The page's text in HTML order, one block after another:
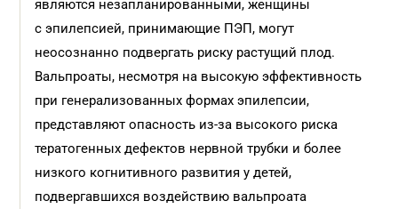
являются незапланированными, женщины
с эпилепсией, принимающие ПЭП, могут
неосознанно подвергать риску растущий плод.
Вальпроаты, несмотря на высокую эффективность
при генерализованных формах эпилепсии,
представляют опасность из-за высокого риска
тератогенных дефектов нервной трубки и более
низкого когнитивного развития у детей,
подвергавшихся воздействию вальпроата